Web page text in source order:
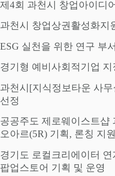
제4회 과천시 창업아이디
과천시 창업상권활성화지
ESG 실천을 위한 연구 부
경기형 예비사회적기업 지
과천시[지식정보타운 사
선정
공공주도 제로웨이스트샵
오아르(5R) 기획, 론칭 지원
경기도 로컬크리에이터
팝업스토어 기획 및 운영